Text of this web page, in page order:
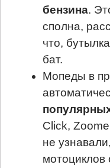
бензина.
сполна,
что,
бат.
Мопеды в
Click,
не
мотоциклов